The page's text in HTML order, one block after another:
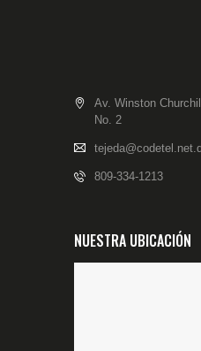
Av. Winston
No. 2
809-334-1213
NUESTRA UBICACIÓN